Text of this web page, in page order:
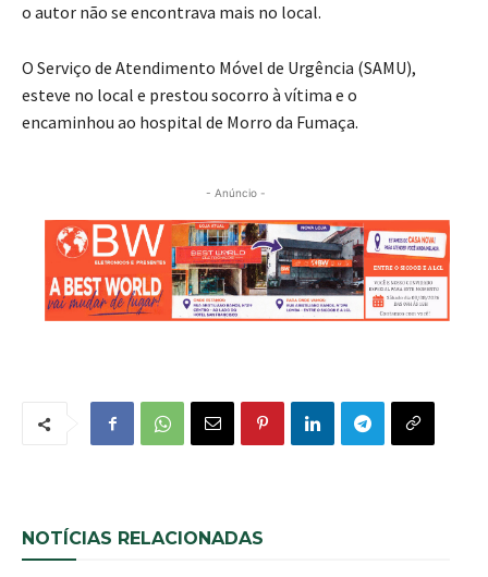
o autor não se encontrava mais no local.
O Serviço de Atendimento Móvel de Urgência (SAMU),
esteve no local e prestou socorro à vítima e o
encaminhou ao hospital de Morro da Fumaça.
- Anúncio -
NOTÍCIAS RELACIONADAS